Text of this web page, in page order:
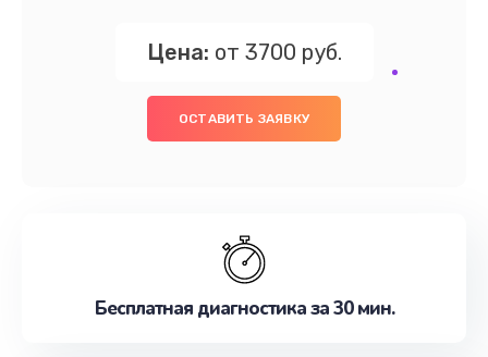
Цена: от 3700 руб.
ОСТАВИТЬ ЗАЯВКУ
Бесплатная диагностика за 30 мин.